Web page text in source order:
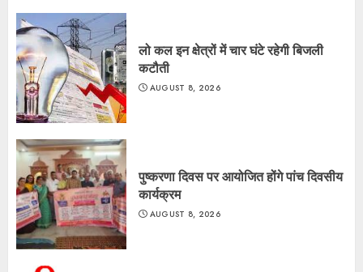
लो कल इन क्षेत्रों में चार घंटे रहेगी बिजली
कटौती
AUGUST 8, 2026
पुष्करणा दिवस पर आयोजित होंगे पांच दिवसीय
कार्यक्रम
AUGUST 8, 2026